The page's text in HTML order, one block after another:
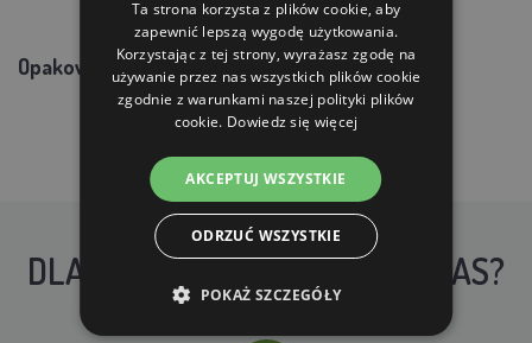
Opakowanie:25 kg, mieszanka luzem.
DLACZEGO WARTO KUPIĆ U NAS?
Ta strona korzysta z plików cookie, aby
zapewnić lepszą wygodę użytkowania.
Korzystając z tej strony, wyrażasz zgodę na
używanie przez nas wszystkich plików cookie
zgodnie z warunkami naszej polityki plików
cookie. Dowiedz się więcej
AKCEPTUJ WSZYSTKIE
ODRZUĆ WSZYSTKIE
POKAŻ SZCZEGÓŁY